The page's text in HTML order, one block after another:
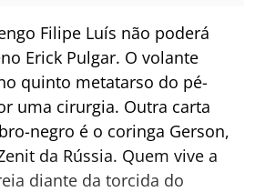
Filipe Luís não poderá
Erick Pulgar. O volante
quinto metatarso do pé-
uma cirurgia. Outra carta
negro é o coringa Gerson,
da Rússia. Quem vive a
diante da torcida do